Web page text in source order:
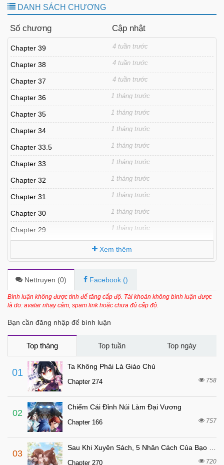
DANH SÁCH CHƯƠNG
Số chương Cập nhật
Chapter 39 4 tuần trước
Chapter 38 4 tuần trước
Chapter 37 4 tuần trước
Chapter 36 1 tháng trước
Chapter 35 1 tháng trước
Chapter 34 1 tháng trước
Chapter 33.5 1 tháng trước
Chapter 33 1 tháng trước
Chapter 32 1 tháng trước
Chapter 31 1 tháng trước
Chapter 30 1 tháng trước
Chapter 29 1 tháng trước
Chapter 27 1 tháng trước
Chapter 26 1 tháng trước
Chapter 25.5 1 tháng trước
1 tháng trước
Chapter 23 1 tháng trước
Chapter 22
Chapter 21
Chapter 20
Chapter 19.5 1 tháng trước
Chapter 19
Chapter 18
Chapter 17
Xem thêm
Nettruyen (0) Facebook ()
Bình luận không được tính để tăng cấp độ. Tài khoản không bình luận được
là do: avatar nhạy cảm, spam link hoặc chưa đủ cấp độ.
Bạn cần đăng nhập để bình luận
Top tháng Top tuần Top ngày
01
Ta Không Phải Là Giáo Chủ
Chapter 274 758
02
Chiếm Cái Đỉnh Núi Làm Đại Vương
Chapter 166 757
03
Chapter 270 720